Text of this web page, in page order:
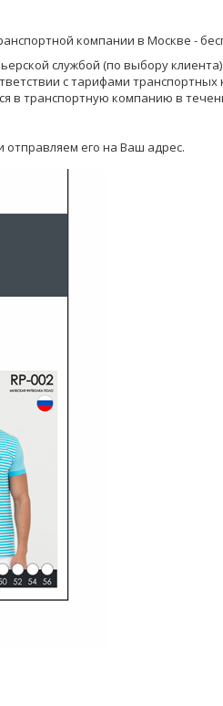
для удобства размещения в
почту.
его менеджеру или
Вам скидку в зависимости от
его на Ваш адрес.
компании в Москве -
службой (по выбору клиента)
с тарифами
в транспортную компанию в